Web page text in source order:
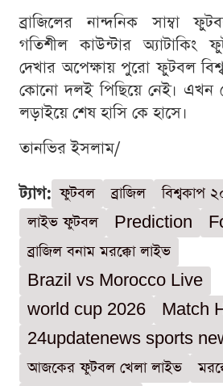
ব্রাজিলের নান্দনিক সাম্বা
গতিশীল কাউন্টার
দেখার অপেক্ষায় পুরো ফুটবল
কোনো দলই পিছিয়ে নেই। এখন
লড়াইয়ে শেষ হাসি কে হাসে।
তানভির ইসলাম/
ট্যাগ: ফুটবল ব্রাজিল বিশ্বকাপ
লাইভ ফুটবল
Prediction
ব্রাজিল বনাম মরক্কো লাইভ
Brazil vs Morocco Live
world cup 2026
Match
24updatenews sports
আজকের ফুটবল খেলা লাইভ